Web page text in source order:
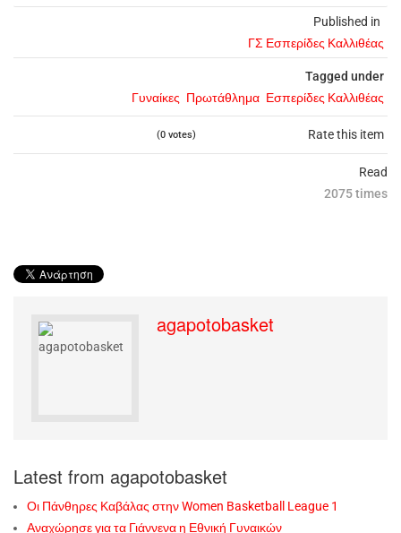
Published in
ΓΣ Εσπερίδες Καλλιθέας
Tagged under
Γυναίκες Πρωτάθλημα Εσπερίδες Καλλιθέας
Rate this item
(0 votes)
Read
2075 times
agapotobasket
Latest from agapotobasket
Οι Πάνθηρες Καβάλας στην Women Basketball League 1
Αναχώρησε για τα Γιάννενα η Εθνική Γυναικών